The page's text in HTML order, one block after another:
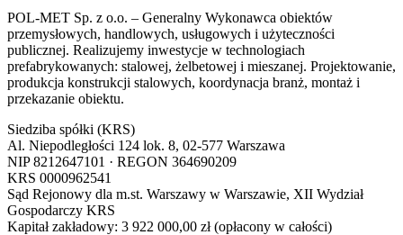
POL-MET Sp. z o.o. – Generalny Wykonawca obiektów
przemysłowych, handlowych, usługowych i użyteczności
publicznej. Realizujemy inwestycje w technologiach
prefabrykowanych: stalowej, żelbetowej i mieszanej. Projektowanie,
produkcja konstrukcji stalowych, koordynacja branż, montaż i
przekazanie obiektu.
Siedziba spółki (KRS)
Al. Niepodległości 124 lok. 8, 02-577 Warszawa
NIP8212647101 · REGON 364690209
KRS 0000962541
Sąd Rejonowy dla m.st. Warszawy w Warszawie, XII Wydział
Gospodarczy KRS
Kapitał zakładowy: 3 922 000,00 zł(opłacony w całości)